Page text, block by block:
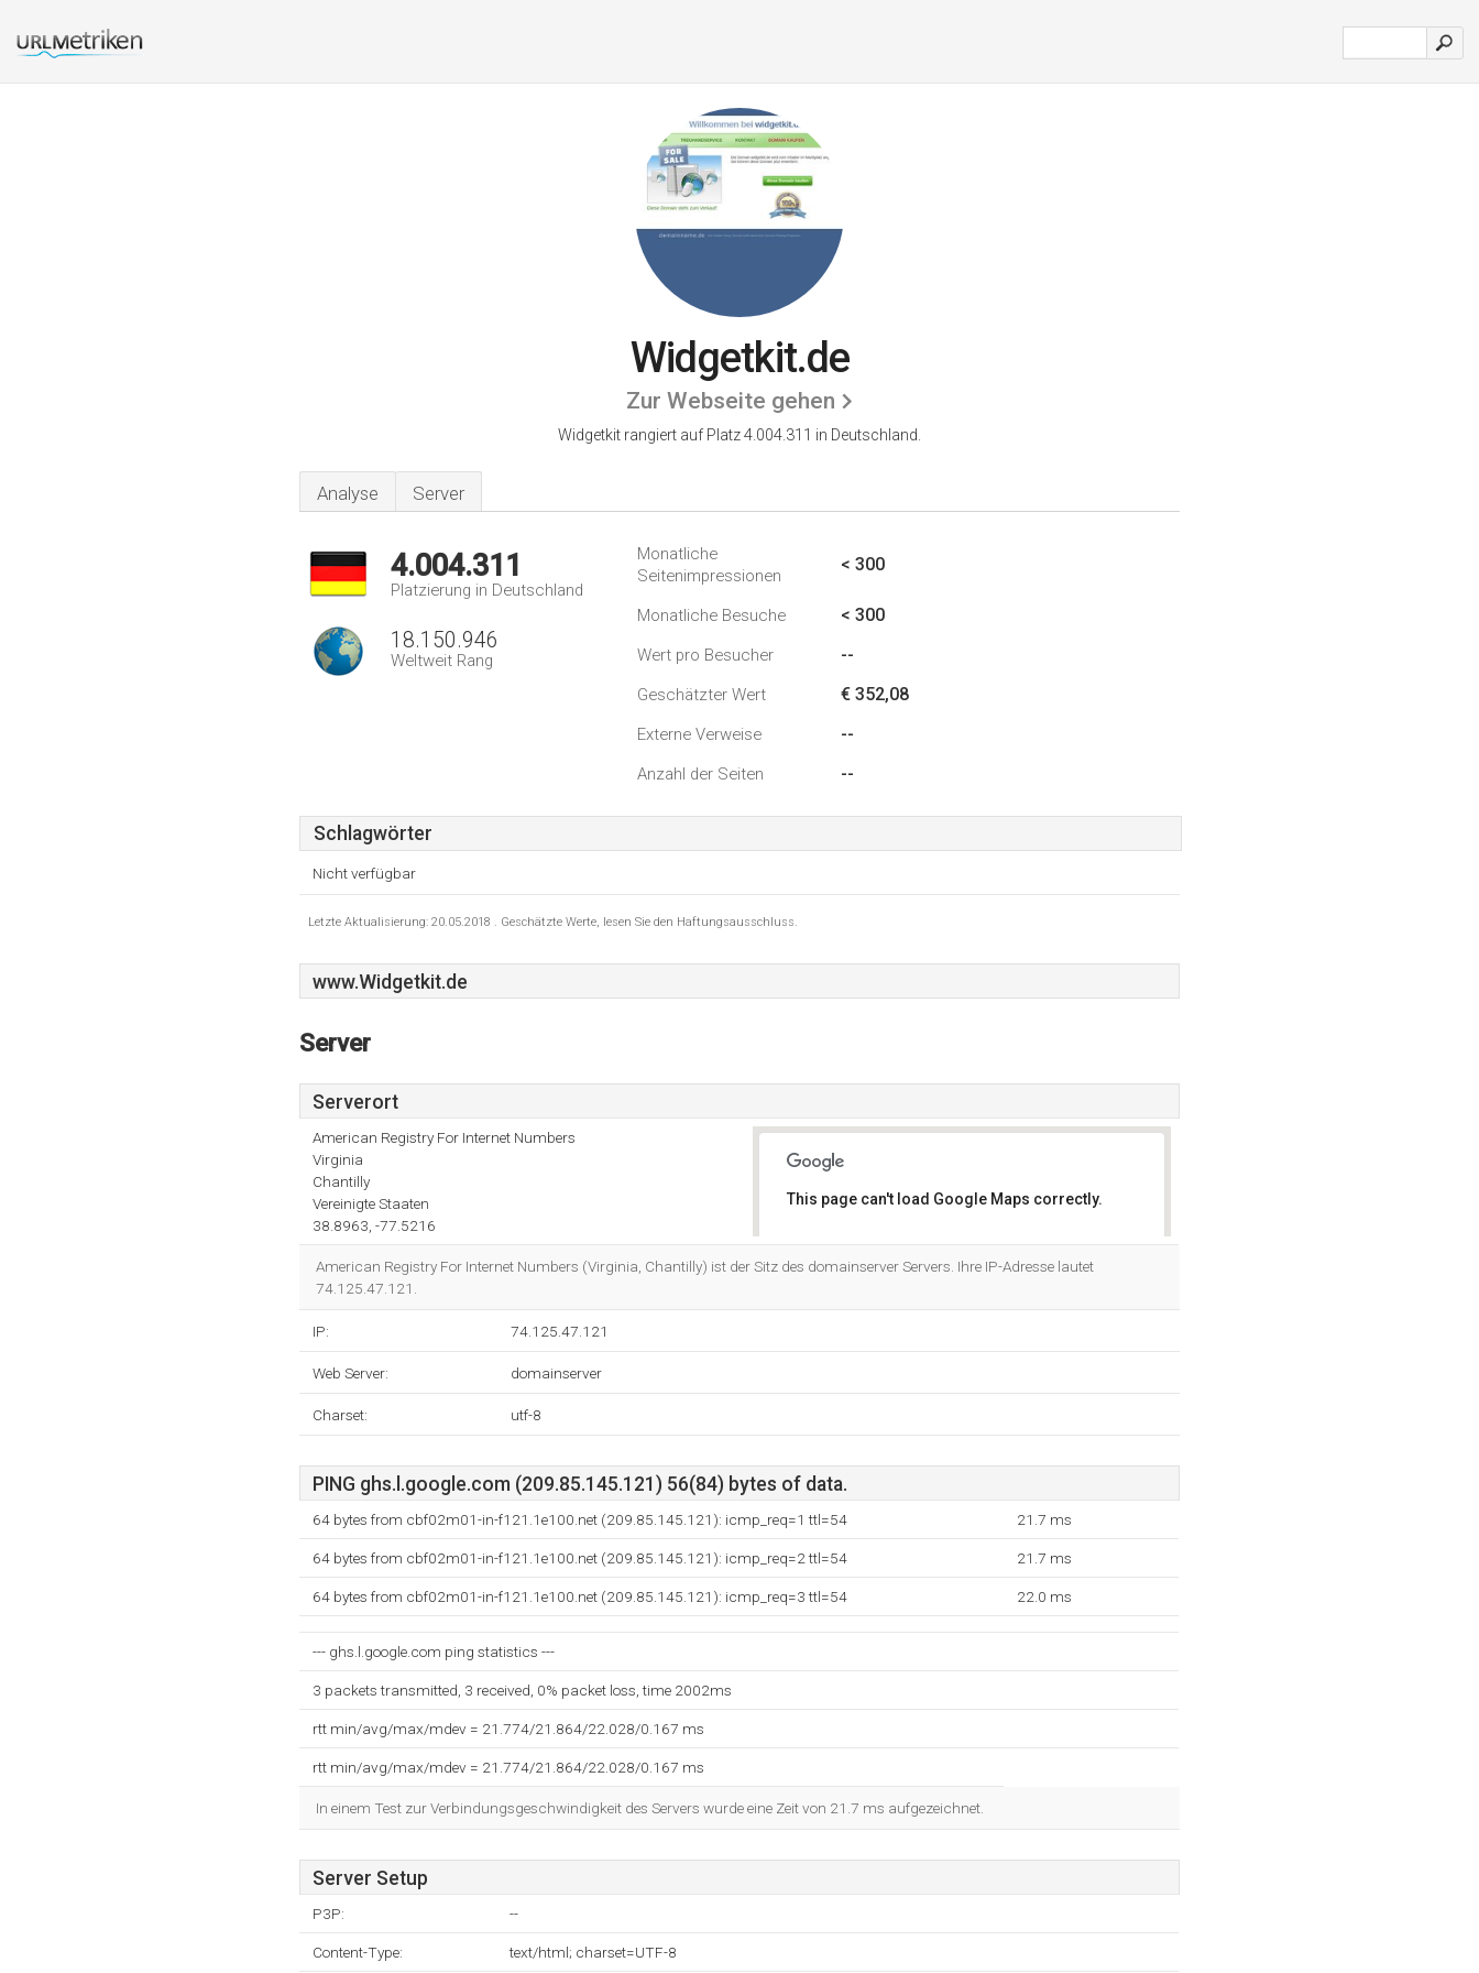
Widgetkit.de
Zur Webseite gehen
Widgetkit rangiert auf Platz 4.004.311 in Deutschland.
Analyse Server
4.004.311
Platzierung in Deutschland
18.150.946
Weltweit Rang
Monatliche
Seitenimpressionen
< 300
Monatliche Besuche < 300
Wert pro Besucher --
Geschätzter Wert € 352,08
Externe Verweise --
Anzahl der Seiten --
Schlagwörter
Nicht verfügbar
Letzte Aktualisierung: 20.05.2018 . Geschätzte Werte, lesen Sie den Haftungsausschluss.
www.Widgetkit.de
Server
Serverort
American Registry For Internet Numbers
Virginia
Chantilly
Vereinigte Staaten
38.8963, -77.5216
This page can't load Google Maps correctly.
American Registry For Internet Numbers (Virginia, Chantilly) ist der Sitz des domainserver Servers. Ihre IP-Adresse lautet
74.125.47.121.
IP: 74.125.47.121
Web Server: domainserver
Charset: utf-8
PING ghs.l.google.com (209.85.145.121) 56(84) bytes of data.
64 bytes from cbf02m01-in-f121.1e100.net (209.85.145.121): icmp_req=1 ttl=54 21.7 ms
64 bytes from cbf02m01-in-f121.1e100.net (209.85.145.121): icmp_req=2 ttl=54 21.7 ms
64 bytes from cbf02m01-in-f121.1e100.net (209.85.145.121): icmp_req=3 ttl=54 22.0 ms
--- ghs.l.google.com ping statistics ---
3 packets transmitted, 3 received, 0% packet loss, time 2002ms
rtt min/avg/max/mdev = 21.774/21.864/22.028/0.167 ms
rtt min/avg/max/mdev = 21.774/21.864/22.028/0.167 ms
In einem Test zur Verbindungsgeschwindigkeit des Servers wurde eine Zeit von 21.7 ms aufgezeichnet.
Server Setup
P3P: --
Content-Type: text/html; charset=UTF-8